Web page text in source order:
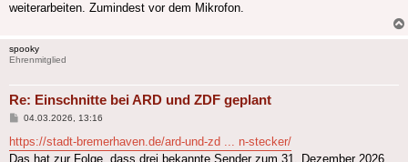
weiterarbeiten. Zumindest vor dem Mikrofon.
spooky
Ehrenmitglied
Re: Einschnitte bei ARD und ZDF geplant
Beitrag
04.03.2026, 13:16
https://stadt-bremerhaven.de/ard-und-zd ... n-stecker/
Das hat zur Folge, dass drei bekannte Sender zum 31. Dezember 2026